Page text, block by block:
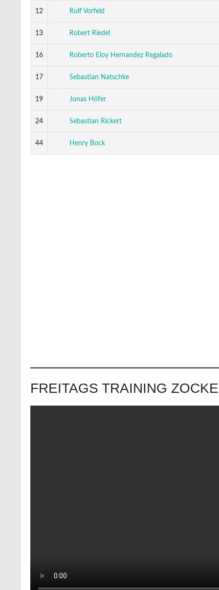
12 Rolf Vorfeld
13 Robert Riedel
16 Roberto Eloy Hernandez Regalado
17 Sebastian Natschke
19 Jonas Höfer
24 Sebastian Rickert
44 Henry Bock
FREITAGS TRAINING